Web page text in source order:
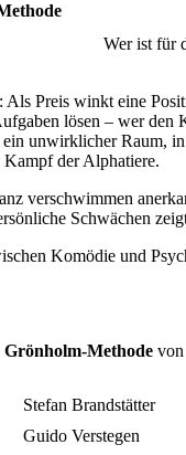
Wer ist für
Preis winkt eine
lösen – wer den
unwirklicher Raum,
der Alphatiere.
verschwimmen
Schwächen
Komödie und
Grönholm-Methode von
Stefan Brandstätter
Guido Verstegen